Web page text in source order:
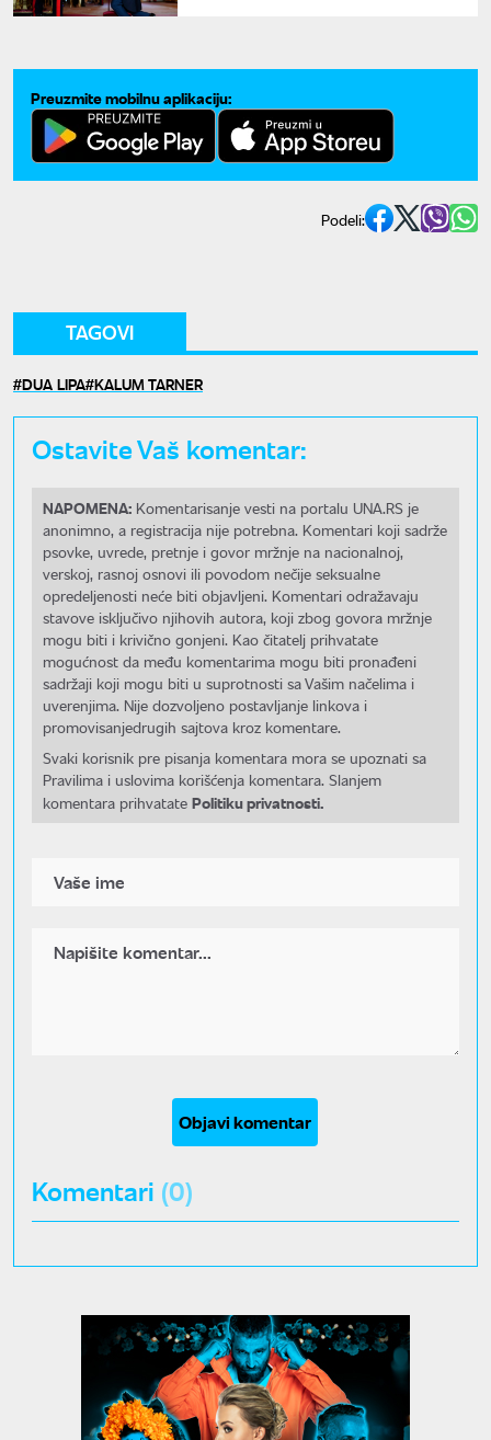
Preuzmite mobilnu aplikaciju:
Podeli:
TAGOVI
DUA LIPA KALUM TARNER
Ostavite Vaš komentar:
NAPOMENA: Komentarisanje vesti na portalu UNA.RS je
anonimno, a registracija nije potrebna. Komentari koji sadrže
psovke, uvrede, pretnje i govor mržnje na nacionalnoj,
verskoj, rasnoj osnovi ili povodom nečije seksualne
opredeljenosti neće biti objavljeni. Komentari odražavaju
stavove isključivo njihovih autora, koji zbog govora mržnje
mogu biti i krivično gonjeni. Kao čitatelj prihvatate
mogućnost da među komentarima mogu biti pronađeni
sadržaji koji mogu biti u suprotnosti sa Vašim načelima i
uverenjima. Nije dozvoljeno postavljanje linkova i
promovisanjedrugih sajtova kroz komentare.
Svaki korisnik pre pisanja komentara mora se upoznati sa
Pravilima i uslovima korišćenja komentara. Slanjem
komentara prihvatate Politiku privatnosti.
Objavi komentar
Komentari (0)